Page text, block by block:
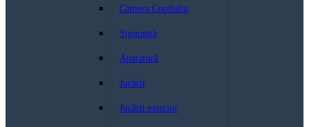
Camera Copilului
Siguranță
Aparatură
Jucării
Jucării exterior